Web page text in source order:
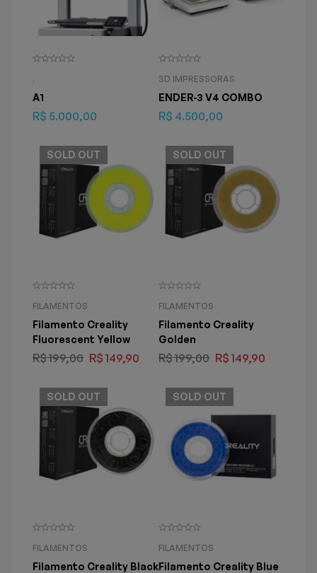
.
A1
R$ 5.000,00
3D IMPRESSORAS
ENDER-3 V4 COMBO
R$ 4.500,00
SOLD OUT
FILAMENTOS
Filamento Creality
Fluorescent Yellow
R$199,00 R$ 149,90
SOLD OUT
FILAMENTOS
Filamento Creality
Golden
R$199,00 R$ 149,90
SOLD OUT
FILAMENTOS
Filamento Creality Black
SOLD OUT
FILAMENTOS
Filamento Creality Blue